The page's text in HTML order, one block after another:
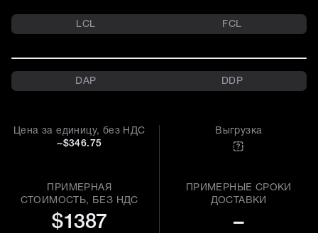
LCL FCL
DAP DDP
Цена за единицу, без НДС
~$346.75
ПРИМЕРНАЯ
СТОИМОСТЬ, БЕЗ НДС
$1387
Выгрузка
ПРИМЕРНЫЕ СРОКИ
ДОСТАВКИ
–